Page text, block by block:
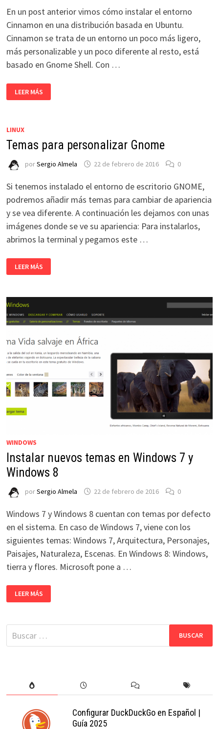
En un post anterior vimos cómo instalar el entorno
Cinnamon en una distribución basada en Ubuntu.
Cinnamon se trata de un entorno un poco más ligero,
más personalizable y un poco diferente al resto, está
basado en Gnome Shell. Con …
INSTALAR
NUEVOS
TEMAS
LEER MÁS
LINUX
Temas para personalizar Gnome
porSergio Almela 22 de febrero de 2016 0
Si tenemos instalado el entorno de escritorio GNOME,
podremos añadir más temas para cambiar de apariencia
y se vea diferente. A continuación les dejamos con unas
imágenes donde se ve su apariencia: Para instalarlos,
abrimos la terminal y pegamos este …
PARA
PERSONALIZAR
LEER MÁS
WINDOWS
Instalar nuevos temas en Windows 7 y
Windows 8
porSergio Almela 22 de febrero de 2016 0
Windows 7 y Windows 8 cuentan con temas por defecto
en el sistema. En caso de Windows 7, viene con los
siguientes temas: Windows 7, Arquitectura, Personajes,
Paisajes, Naturaleza, Escenas. En Windows 8: Windows,
tierra y flores. Microsoft pone a …
INSTALAR
NUEVOS
TEMAS
7
WINDOWS
8
LEER MÁS
Buscar:
Configurar DuckDuckGo en Español |
Guía 2025